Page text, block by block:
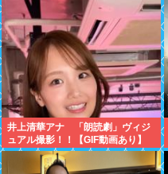
井上清華アナ 「朗読劇」ヴィジ
ュアル撮影！！【GIF動画あり】